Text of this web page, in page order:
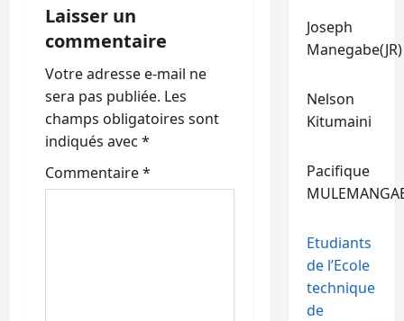
n
d
’
a
r
Laisser un
commentaire
Votre adresse e-mail ne
sera pas publiée. Les
champs obligatoires sont
indiqués avec *
Commentaire*
Joseph
Manegabe(JR)
Nelson
Kitumaini
Pacifique
Etudiants
de l’Ecole
technique
de